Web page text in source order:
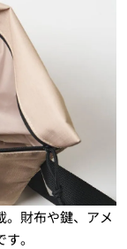
。財布や鍵、アメ
。